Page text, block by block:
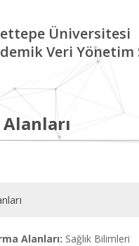
Üniversitesi
Veri Yönetim
Alanları: Sağlık Bilimleri